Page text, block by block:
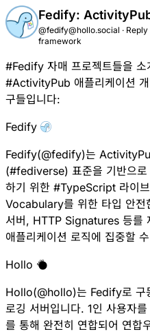
Fedify:
@fedify@hollo.social · Reply
framework
#Fedify 자매 프로젝트들을
#ActivityPub 애플리케이션
구들입니다:
Fedify
Fedify(@fedify)는
(#fediverse) 표준을 기반으
하기 위한 #TypeScript 라이
Vocabulary를 위한 타입 안전
서버, HTTP Signatures 등를
애플리케이션 로직에 집중할
Hollo
Hollo(@hollo)는 Fedify로 구
로깅 서버입니다. 1인 사용자
를 통해 완전히 연합되어 연합